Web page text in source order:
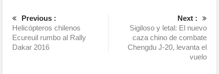
Previous :
Helicópteros chilenos
Ecureuil rumbo al Rally
Dakar 2016
Next :
Sigiloso y letal: El nuevo
caza chino de combate
Chengdu J-20, levanta el
vuelo